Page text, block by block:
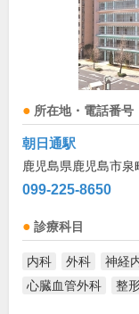
所在地・電話番号
朝日通駅
鹿児島県鹿児島市泉
099-225-8650
診療科目
内科 外科 神経
心臓血管外科
整